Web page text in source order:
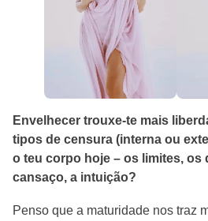
Envelhecer trouxe-te mais
tipos de censura (interna ou
o teu corpo hoje – os limites, os
cansaço, a intuição?
Penso que a maturidade nos traz